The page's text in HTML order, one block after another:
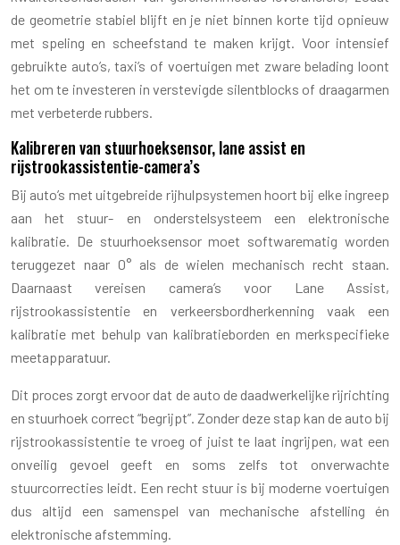
de geometrie stabiel blijft en je niet binnen korte tijd opnieuw
met speling en scheefstand te maken krijgt. Voor intensief
gebruikte auto’s, taxi’s of voertuigen met zware belading loont
het om te investeren in verstevigde silentblocks of draagarmen
met verbeterde rubbers.
Kalibreren van stuurhoeksensor, lane assist en
rijstrookassistentie-camera’s
Bij auto’s met uitgebreide rijhulpsystemen hoort bij elke ingreep
aan het stuur- en onderstelsysteem een elektronische
kalibratie. De stuurhoeksensor moet softwarematig worden
teruggezet naar 0° als de wielen mechanisch recht staan.
Daarnaast vereisen camera’s voor Lane Assist,
rijstrookassistentie en verkeersbordherkenning vaak een
kalibratie met behulp van kalibratieborden en merkspecifieke
meetapparatuur.
Dit proces zorgt ervoor dat de auto de daadwerkelijke rijrichting
en stuurhoek correct “begrijpt”. Zonder deze stap kan de auto bij
rijstrookassistentie te vroeg of juist te laat ingrijpen, wat een
onveilig gevoel geeft en soms zelfs tot onverwachte
stuurcorrecties leidt. Een recht stuur is bij moderne voertuigen
dus altijd een samenspel van mechanische afstelling én
elektronische afstemming.